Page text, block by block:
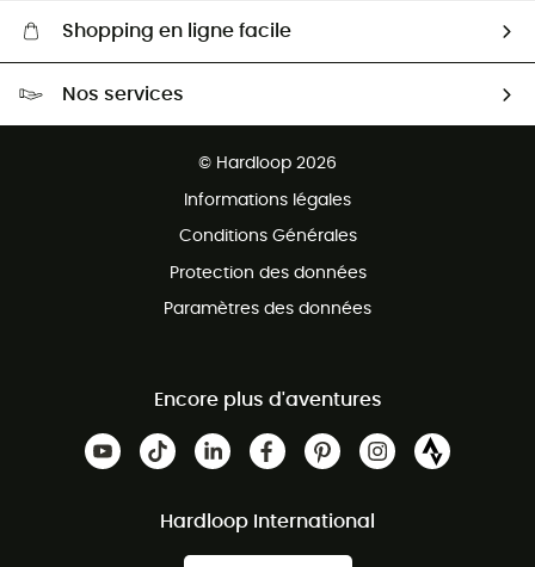
Shopping en ligne facile
Nos services
© Hardloop 2026
Informations légales
Conditions Générales
Protection des données
Paramètres des données
Encore plus d'aventures
Hardloop International